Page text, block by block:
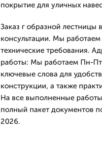
покрытие для уличных
Заказ г образной лестницы
консультации. Мы
технические требования.
работы: Мы работаем Пн-Пт
ключевые слова для
конструкции, а также
На все выполненные работы
полный пакет документов
2026.